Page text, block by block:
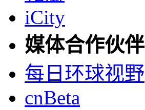
iCity
媒体合作伙伴
每日环球视野
cnBeta